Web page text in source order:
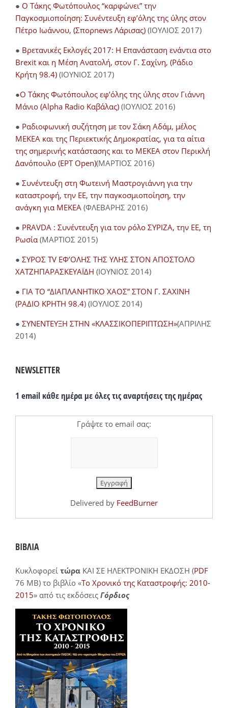
● Ο Τάκης Φωτόπουλος “καρφώνει” την
Παγκοσμιοποίηση: Συνέντευξη εφ’όλης της ύλης στον
Πέτρο Ιωάννου, (Σπορnews Λάρισας) (ΙΟΥΛΙΟΣ 2017)
● Βρετανικές Εκλογές 2017: Η Επανάσταση ενάντια στο
Brexit και η Μέση Ανατολή, στον Γ. Σαχίνη, (Ράδιο
Κρήτη 98.4) (ΙΟΥΝΙΟΣ 2017)
●O Τάκης Φωτόπουλος εφ’όλης της ύλης στον Γιάννη
Μάνιο (Alpha Radio Καβάλας) (ΙΟΥΛΙΟΣ 2016)
● Ραδιοφωνική συζήτηση με τον Σάκη Αδάμ, μέλος
ΜΕΚΕΑ και της Περιεκτικής Δημοκρατίας, για τα αίτια
της σημερινής κατάστασης και το ΜΕΚΕΑ στον Περικλή
Δανόπουλο (ΕΡΤ Open)(ΜΑΡΤΙΟΣ 2016)
● Συνέντευξη στη Φωτεινή Μαστρογιάννη για την
καταστροφή, την ΕΕ, την παγκοσμιοποίηση, την
ανάγκη για ΜΕΚΕΑ (ΦΛΕΒΑΡΗΣ 2016)
● PRAVDA : Συνέντευξη για τον ρόλο ΣΥΡΙΖΑ, την ΕΕ, τη
Ρωσία (ΜΑΡΤΙΟΣ 2015)
● ΣΥΡΟΣ TV ΕΦ’ΟΛΗΣ ΤΗΣ ΥΛΗΣ ΣΤΟΝ ΑΠΟΣΤΟΛΟ
ΧΑΤΖΗΠΑΡΑΣΚΕΥΑΪΔΗ (ΙΟΥΝΙΟΣ 2014)
● ΓΙΑ ΤΟ “ΔΙΑΠΛΑΝΗΤΙΚΟ ΧΑΟΣ” ΣΤΟΝ Γ. ΣΑΧΙΝΗ
(ΡΑΔΙΟ ΚΡΗΤΗ 98.4) (ΙΟΥΛΙΟΣ 2014)
● ΣΥΝΕΝΤΕΥΞΗ ΣΤΗΝ «ΚΛΑΣΣΙΚΟΠΕΡΙΠΤΩΣΗ»(ΑΠΡΙΛΗΣ
2014)
NEWSLETTER
1 email κάθε ημέρα με όλες τις αναρτήσεις της ημέρας
Γράψτε το email σας:
Delivered by FeedBurner
ΒΙΒΛΙΑ
Κυκλοφορεί τώρα ΚΑΙ ΣΕ ΗΛΕΚΤΡΟΝΙΚΗ ΕΚΔΟΣΗ (PDF
76 MB) το βιβλίο «Το Χρονικό της Καταστροφής: 2010-
2015» από τις εκδόσεις Γόρδιος